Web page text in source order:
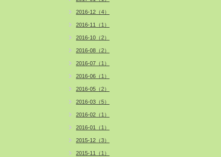
2016-12（4）
2016-11（1）
2016-10（2）
2016-08（2）
2016-07（1）
2016-06（1）
2016-05（2）
2016-03（5）
2016-02（1）
2016-01（1）
2015-12（3）
2015-11（1）